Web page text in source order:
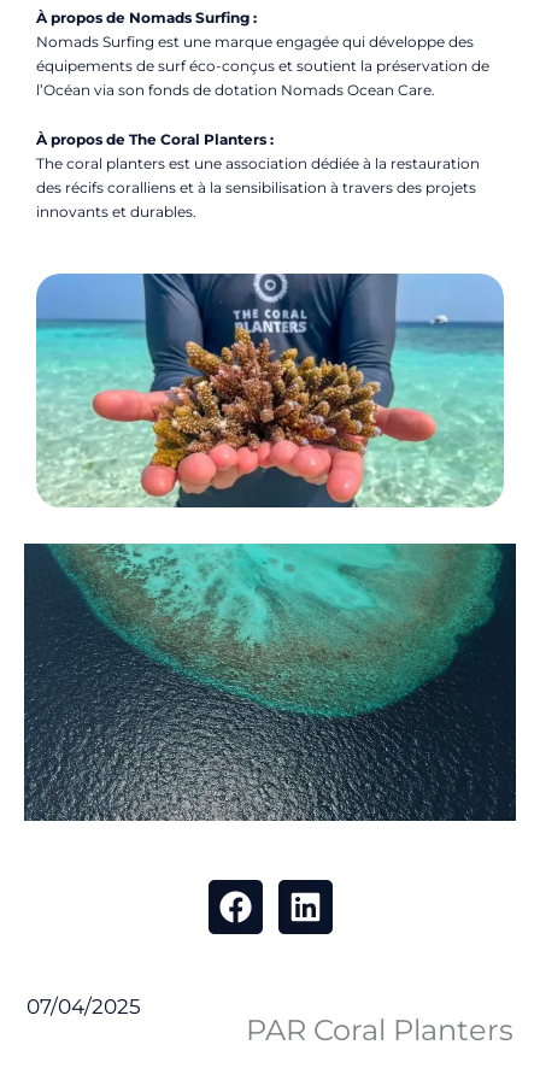
À propos de Nomads Surfing :
Nomads Surfing est une marque engagée qui développe des
équipements de surf éco-conçus et soutient la préservation de
l’Océan via son fonds de dotation Nomads Ocean Care.
À propos de The Coral Planters :
The coral planters est une association dédiée à la restauration
des récifs coralliens et à la sensibilisation à travers des projets
innovants et durables.
07/04/2025
PAR Coral Planters